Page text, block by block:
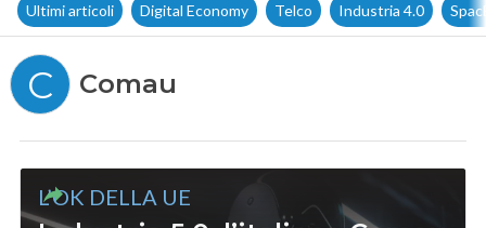
Ultimi articoli Digital Economy Telco Industria 4.0
C Comau
L’OK DELLA UE